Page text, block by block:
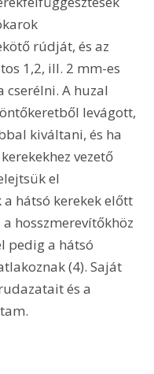
rúdját, és az
1,2, ill. 2 mm-es
A huzal
levágott,
kiváltani, és ha
vezető
el
hátsó kerekek előtt
hosszmerevítőkhöz
pedig a hátsó
(4). Saját
és a